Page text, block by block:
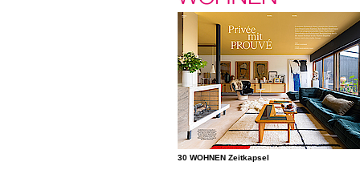
30 WOHNEN Zeitkapsel